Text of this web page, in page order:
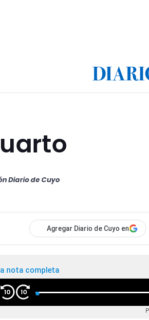
Diario de Cuyo
Agregar Diario de Cuyo en
nota completa
10 10